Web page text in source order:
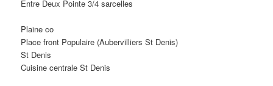
Entre Deux Pointe 3/4 sarcelles
Plaine co
Place front Populaire (Aubervilliers St Denis)
St Denis
Cuisine centrale St Denis